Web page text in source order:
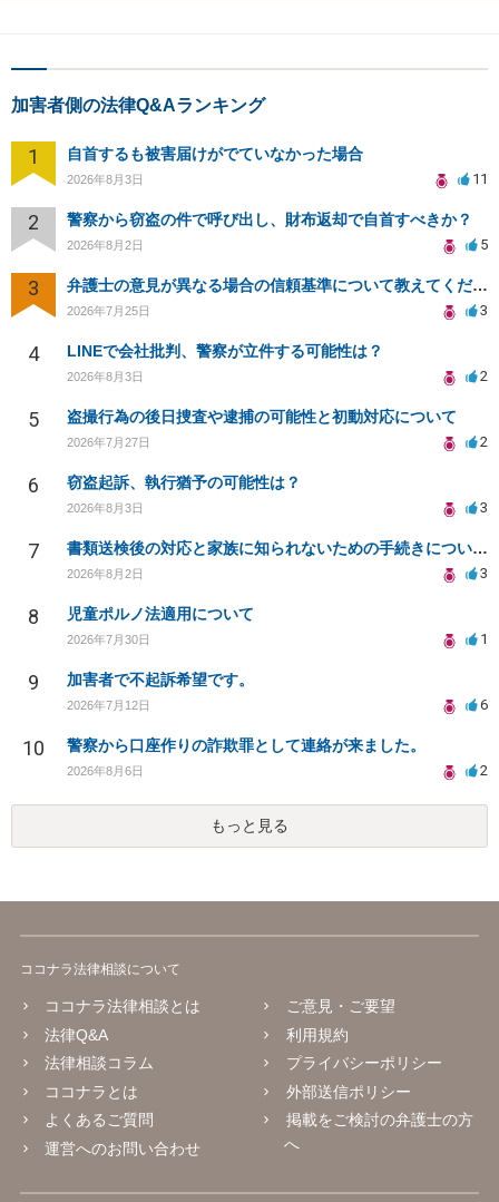
加害者側の法律Q&Aランキング
1 自首するも被害届けがでていなかった場合
2026年8月3日 11
2 警察から窃盗の件で呼び出し、財布返却で自首すべきか？
2026年8月2日 5
3 弁護士の意見が異なる場合の信頼基準について教えてください
2026年7月25日 3
4 LINEで会社批判、警察が立件する可能性は？
2026年8月3日 2
5 盗撮行為の後日捜査や逮捕の可能性と初動対応について
2026年7月27日 2
6 窃盗起訴、執行猶予の可能性は？
2026年8月3日 3
7 書類送検後の対応と家族に知られないための手続きについて相談
2026年8月2日 3
8 児童ポルノ法適用について
2026年7月30日 1
9 加害者で不起訴希望です。
2026年7月12日 6
10 警察から口座作りの詐欺罪として連絡が来ました。
2026年8月6日 2
もっと見る
ココナラ法律相談について
ココナラ法律相談とは
法律Q&A
法律相談コラム
ココナラとは
よくあるご質問
運営へのお問い合わせ
ご意見・ご要望
利用規約
プライバシーポリシー
外部送信ポリシー
掲載をご検討の弁護士の方
へ